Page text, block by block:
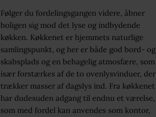
Følger du fordelingsgangen videre, åbner
boligen sig mod det lyse og indbydende
køkken. Køkkenet er hjemmets naturlige
samlingspunkt, og her er både god bord- og
skabsplads og en behagelig atmosfære, som
især forstærkes af de to ovenlysvinduer, der
trækker masser af dagslys ind. Fra køkkenet
har dudesuden adgang til endnu et værelse,
som med fordel kan anvendes som kontor,